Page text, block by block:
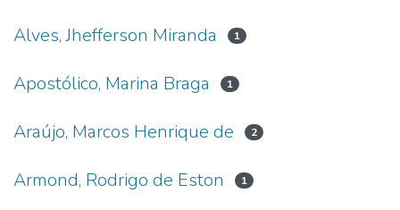
Alves, Jhefferson Miranda 1
Apostólico, Marina Braga 1
Araújo, Marcos Henrique de 2
Armond, Rodrigo de Eston 1